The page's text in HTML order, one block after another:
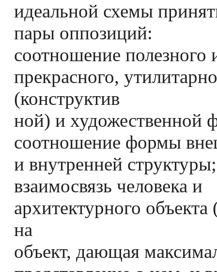
идеальной схемы
пары оппозиций:
соотношение полезного
прекрасного,
(конструктив
ной) и художественной
соотношение формы
и внутренней структуры;
взаимосвязь человека и
архитектурного объекта
на
объект, дающая